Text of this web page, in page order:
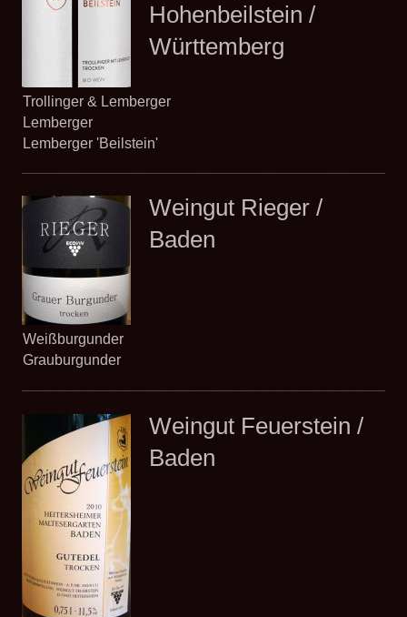
Hohenbeilstein /
Württemberg
Trollinger & Lemberger
Lemberger
Lemberger 'Beilstein'
Weingut Rieger /
Baden
Weißburgunder
Grauburgunder
Weingut Feuerstein /
Baden